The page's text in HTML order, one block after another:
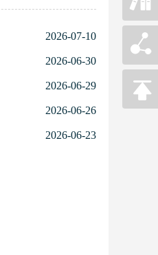
2026-07-10
2026-06-30
2026-06-29
2026-06-26
2026-06-23